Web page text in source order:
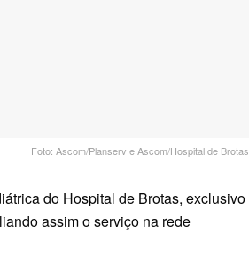
Foto: Ascom/Planserv e Ascom/Hospital de Brotas
do Hospital de Brotas, exclusivo
assim o serviço na rede